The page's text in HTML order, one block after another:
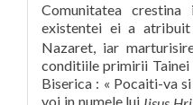
Comunitatea
existentei ei a
Nazaret, iar
conditiile primirii
Biserica : « Pocaiti-va
voi in numele lui